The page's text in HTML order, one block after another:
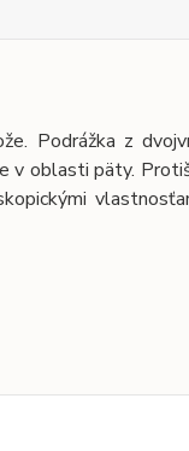
Podrážka z
v oblasti päty.